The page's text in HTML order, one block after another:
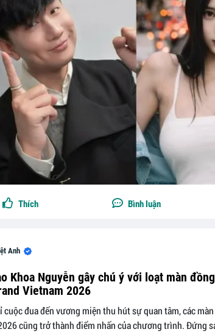
Thích Bình luận
Anh
Khoa Nguyễn gây chú ý với loạt màn
Vietnam 2026
cuộc đua đến vương miện thu hút sự quan tâm, các
cũng trở thành điểm nhấn của chương trình. Đứng